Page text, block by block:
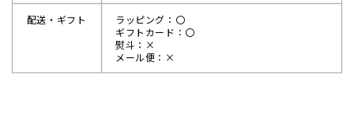
配送・ギフト
ラッピング：〇
ギフトカード：〇
熨斗：×
メール便：×